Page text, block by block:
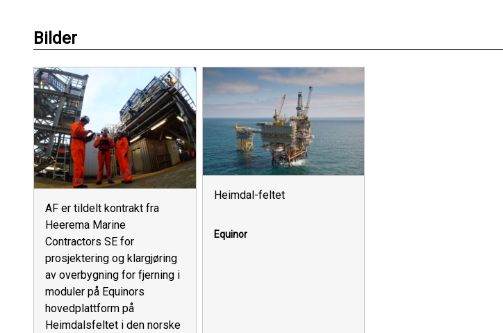
Bilder
AF er tildelt kontrakt fra
Heerema Marine
Contractors SE for
prosjektering og klargjøring
av overbygning for fjerning i
moduler på Equinors
hovedplattform på
Heimdalsfeltet i den norske
Heimdal-feltet
Equinor